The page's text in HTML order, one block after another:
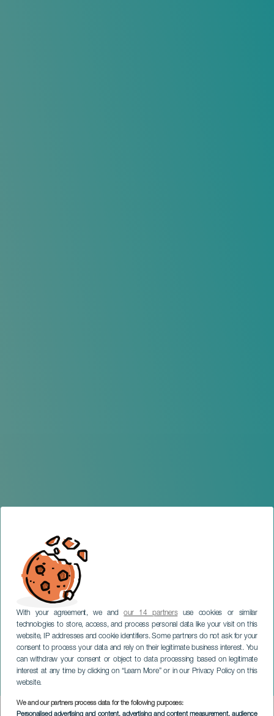
With your agreement, we andour 14 partnersuse cookies or similar
technologies to store, access, and process personal data like your visit on this
website, IP addresses and cookie identifiers. Some partners do not ask for your
consent to process your data and rely on their legitimate business interest. You
can withdraw your consent or object to data processing based on legitimate
interest at any time by clicking on “Learn More” or in our Privacy Policy on this
website.
We and our partners process data for the following purposes:
Personalised advertising and content, advertising and content measurement, audience
Scandal Dinner Show
TENERIFE
Imagen